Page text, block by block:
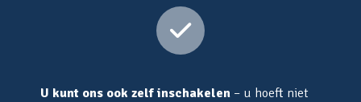
U kunt ons ook zelf inschakelen – u hoeft niet